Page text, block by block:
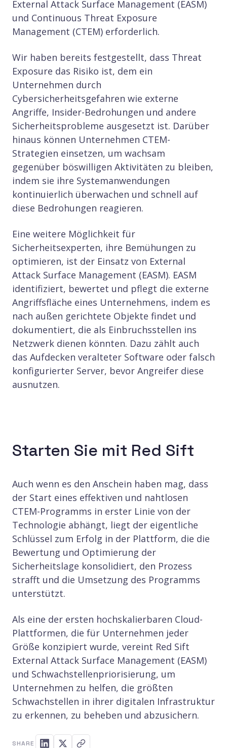
External Attack Surface Management (EASM)
und Continuous Threat Exposure
Management (CTEM) erforderlich.
Wir haben bereits festgestellt, dass Threat
Exposure das Risiko ist, dem ein
Unternehmen durch
Cybersicherheitsgefahren wie externe
Angriffe, Insider-Bedrohungen und andere
Sicherheitsprobleme ausgesetzt ist. Darüber
hinaus können Unternehmen CTEM-
Strategien einsetzen, um wachsam
gegenüber böswilligen Aktivitäten zu bleiben,
indem sie ihre Systemanwendungen
kontinuierlich überwachen und schnell auf
diese Bedrohungen reagieren.
Eine weitere Möglichkeit für
Sicherheitsexperten, ihre Bemühungen zu
optimieren, ist der Einsatz von External
Attack Surface Management (EASM). EASM
identifiziert, bewertet und pflegt die externe
Angriffsfläche eines Unternehmens, indem es
nach außen gerichtete Objekte findet und
dokumentiert, die als Einbruchsstellen ins
Netzwerk dienen könnten. Dazu zählt auch
das Aufdecken veralteter Software oder falsch
konfigurierter Server, bevor Angreifer diese
ausnutzen.
Starten Sie mit Red Sift
Auch wenn es den Anschein haben mag, dass
der Start eines effektiven und nahtlosen
CTEM-Programms in erster Linie von der
Technologie abhängt, liegt der eigentliche
Schlüssel zum Erfolg in der Plattform, die die
Bewertung und Optimierung der
Sicherheitslage konsolidiert, den Prozess
strafft und die Umsetzung des Programms
unterstützt.
Als eine der ersten hochskalierbaren Cloud-
Plattformen, die für Unternehmen jeder
Größe konzipiert wurde, vereint Red Sift
External Attack Surface Management (EASM)
und Schwachstellenpriorisierung, um
Unternehmen zu helfen, die größten
Schwachstellen in ihrer digitalen Infrastruktur
zu erkennen, zu beheben und abzusichern.
SHARE